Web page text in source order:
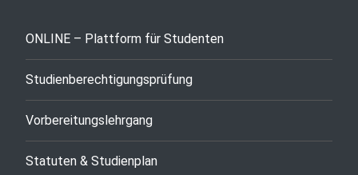
ONLINE – Plattform für Studenten
Studienberechtigungsprüfung
Vorbereitungslehrgang
Statuten & Studienplan